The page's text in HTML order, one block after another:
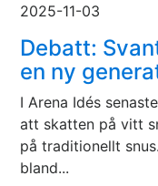
2025-11-03
Debatt:
en ny
I Arena Idés
att skatten på vitt
på traditionellt
bland...